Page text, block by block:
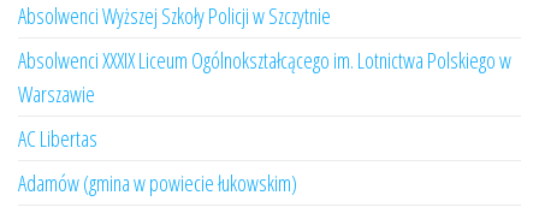
Absolwenci Wyższej Szkoły Policji w Szczytnie
Absolwenci XXXIX Liceum Ogólnokształcącego im. Lotnictwa Polskiego w
Warszawie
AC Libertas
Adamów (gmina w powiecie łukowskim)